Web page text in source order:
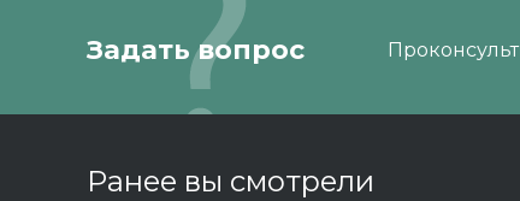
Задать вопрос
Ранее вы смотрели